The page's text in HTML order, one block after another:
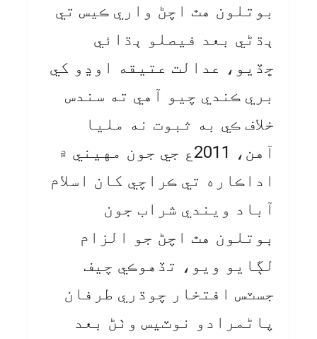
بوتلون هٿ اچڻ واري ڪيس تي
ٻڌڻي بعد فيصلو ٻڌائي
ڇڏيو، عدالت عتيقه اوڍو کي
بري ڪندي چيو آهي ته سندس
خلاف ڪي به ثبوت نه مليا
آهن، 2011ع جي جون مهيني ۾
اداڪاره تي ڪراچي کان اسلام
آباد ويندي شراب جون
بوتلون هٿ اچڻ جو الزام
لڳايو ويو، تڏهوڪي چيف
جسٽس افتخار چوڌري طرفان
پاڻمرادو نوٽيس وٺڻ بعد